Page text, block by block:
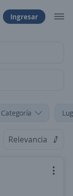
Ingresar
Categoría
Relevancia